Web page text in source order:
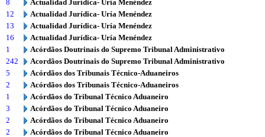
8
Actualidad Jurídica- Uría Menéndez
12
Actualidad Jurídica- Uría Menéndez
13
Actualidad Jurídica- Uría Menéndez
16
Actualidad Jurídica- Uría Menéndez
1
Acórdãos Doutrinais do Supremo Tribunal Administrativo
242
Acordãos Doutrinais do Supremo Tribunal Administrativo
5
Acórdãos dos Tribunais Técnico-Aduaneiros
2
Acórdãos dos Tribunais Técnico-Aduaneiros
1
Acórdãos do Tribunal Técnico Aduaneiro
3
Acórdãos do Tribunal Técnico Aduaneiro
2
Acórdãos do Tribunal Técnico Aduaneiro
2
Acórdãos do Tribunal Técnico Aduaneiro